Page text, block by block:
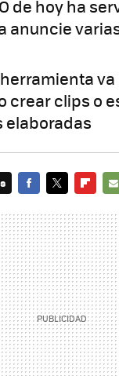
de hoy ha
anuncie
va
crear clips o
elaboradas